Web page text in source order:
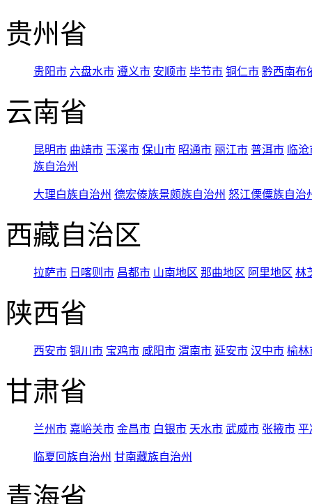
贵州省
贵阳市 六盘水市 遵义市 安顺市 毕节市 铜仁市 黔西南布
云南省
昆明市 曲靖市 玉溪市 保山市 昭通市 丽江市 普洱市 临
族自治州
大理白族自治州 德宏傣族景颇族自治州 怒江傈僳族自治
西藏自治区
拉萨市 日喀则市 昌都市 山南地区 那曲地区 阿里地区 林
陕西省
西安市 铜川市 宝鸡市 咸阳市 渭南市 延安市 汉中市 榆林
甘肃省
兰州市 嘉峪关市 金昌市 白银市 天水市 武威市 张掖市 平
临夏回族自治州 甘南藏族自治州
青海省